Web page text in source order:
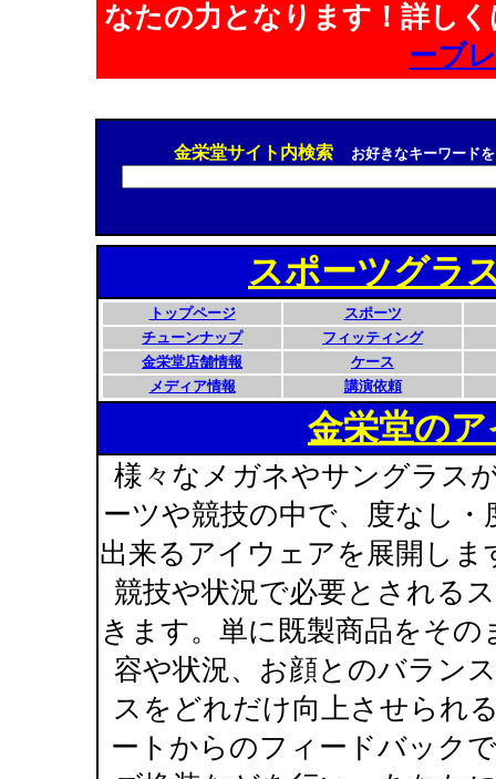
なたの力となります！詳し
ーブ
金栄堂サイト内検索 お好きなキーワード